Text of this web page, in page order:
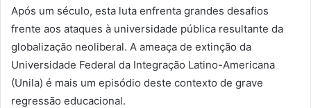
Após um século, esta luta enfrenta grandes desafios
frente aos ataques à universidade pública resultante da
globalização neoliberal. A ameaça de extinção da
Universidade Federal da Integração Latino-Americana
(Unila) é mais um episódio deste contexto de grave
regressão educacional.